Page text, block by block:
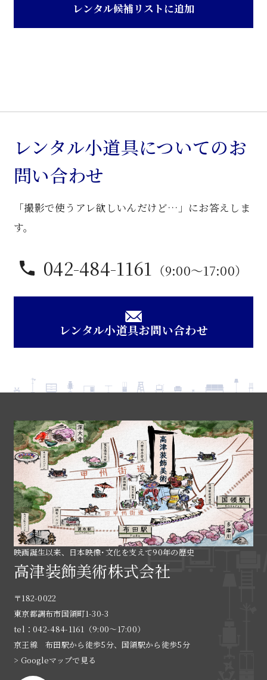
籐
ェ
ス
ト
レンタル候補リストに追加
レンタル小道具についてのお
問い合わせ
「撮影で使うアレ欲しいんだけど…」にお答えしま
す。
042-484-1161 （9:00〜17:00）
レンタル小道具お問い合わせ
映画誕生以来、日本映像･文化を支えて90年の歴史
高津装飾美術株式会社
〒182-0022
東京都調布市国領町1-30-3
tel：042-484-1161（9:00〜17:00）
京王線 布田駅から徒歩5分、国領駅から徒歩5分
> Googleマップで見る